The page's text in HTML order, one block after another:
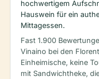
hochwertigem
Hauswein für ein
Mittagessen.
Fast 1.900
Vinaino bei den
Einheimische, keine
mit Sandwichtheke,